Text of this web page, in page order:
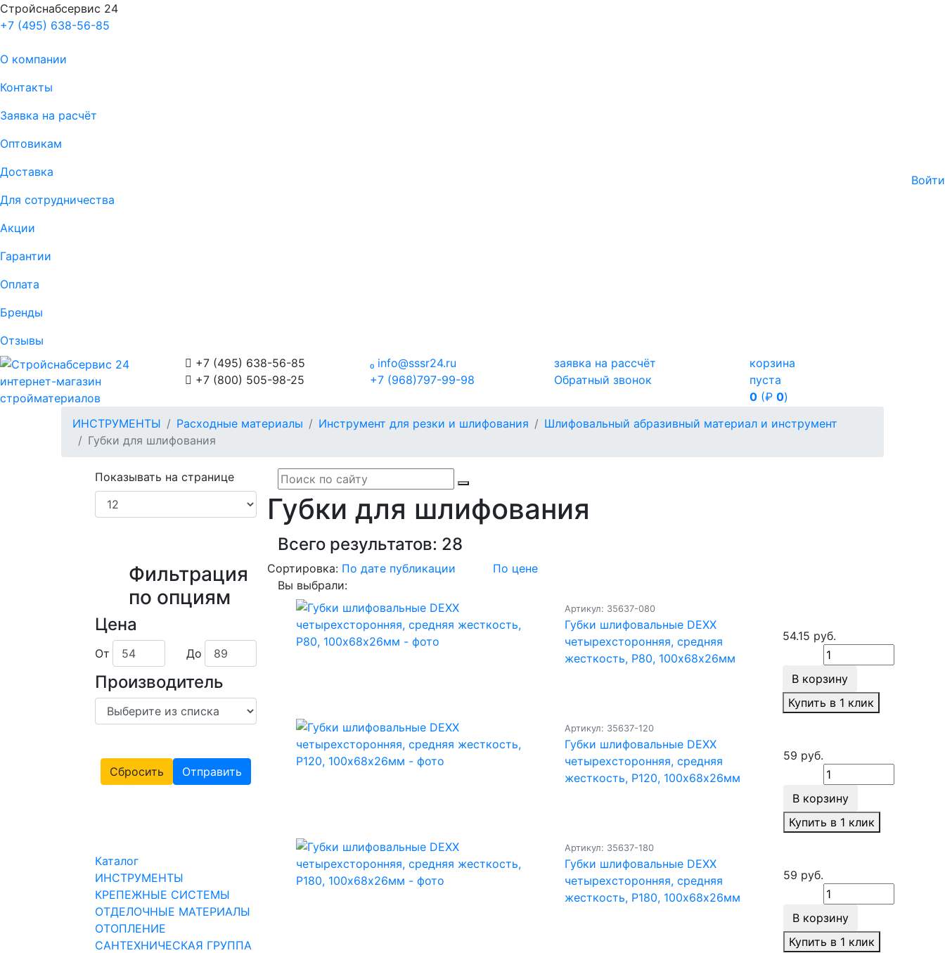
Стройснабсервис 24
+7 (495) 638-56-85
О компании
Контакты
Заявка на расчёт
Оптовикам
Доставка
Для сотрудничества
Акции
Гарантии
Оплата
Бренды
Отзывы
Войти
интернет-магазин
стройматериалов
корзина
пуста
0 (₽0)
 +7 (495) 638-56-85
 +7 (800) 505-98-25
info@sssr24.ru
+7 (968)797-99-98
заявка на рассчёт
Обратный звонок
ИНСТРУМЕНТЫ Расходные материалы Инструмент для резки и шлифования
Шлифовальный абразивный материал и инструмент
Губки для шлифования
Губки для шлифования
Всего результатов: 28
Сортировка: По дате публикации
По цене
Вы выбрали:
Артикул: 35637-080
Губки шлифовальные DEXX
четырехсторонняя, средняя
жесткость, Р80, 100х68х26мм
54.15 руб.
В корзину
Купить в 1 клик
Артикул: 35637-120
Губки шлифовальные DEXX
четырехсторонняя, средняя
жесткость, Р120, 100х68х26мм
59 руб.
В корзину
Купить в 1 клик
Артикул: 35637-180
Губки шлифовальные DEXX
четырехсторонняя, средняя
жесткость, Р180, 100х68х26мм
59 руб.
В корзину
Купить в 1 клик
Показывать на странице
Фильтрация
по опциям
Цена
От До
Производитель
Сбросить Отправить
Каталог
ИНСТРУМЕНТЫ
КРЕПЕЖНЫЕ СИСТЕМЫ
ОТДЕЛОЧНЫЕ МАТЕРИАЛЫ
ОТОПЛЕНИЕ
САНТЕХНИЧЕСКАЯ ГРУППА